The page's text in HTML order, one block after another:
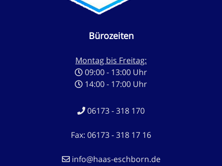
Bürozeiten
Montag bis Freitag:
09:00 - 13:00 Uhr
14:00 - 17:00 Uhr
06173 - 318 170
Fax: 06173 - 318 17 16
info@haas-eschborn.de